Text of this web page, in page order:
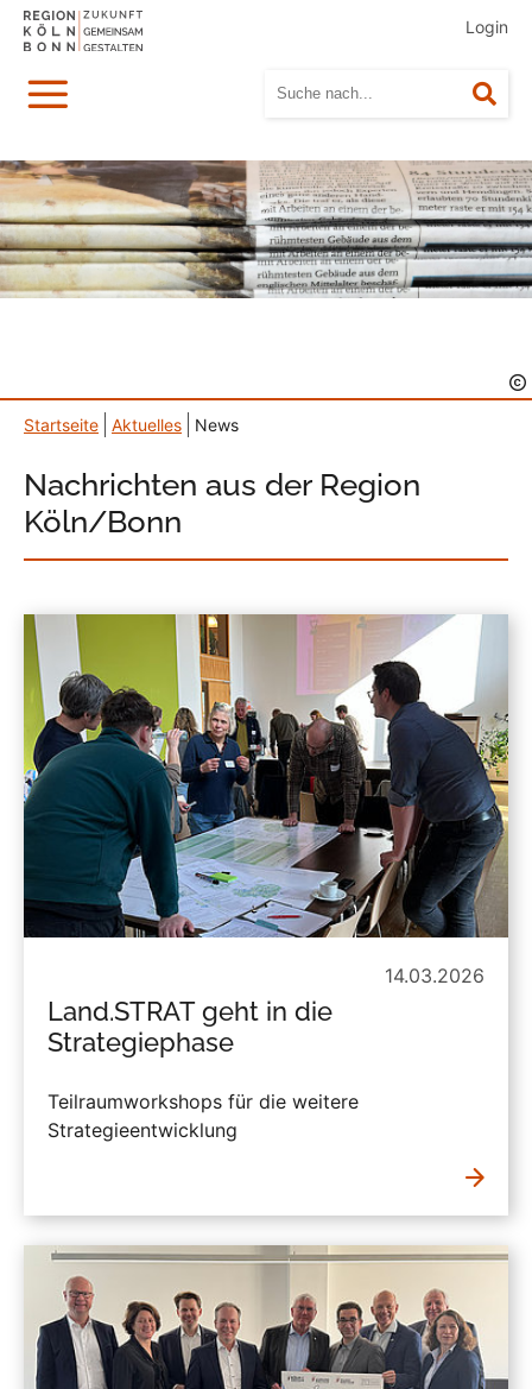
Login
Menü
Startseite Aktuelles News
Nachrichten aus der Region
Köln/Bonn
14.03.2026
Land.STRAT geht in die
Strategiephase
Teilraumworkshops für die weitere
Strategieentwicklung